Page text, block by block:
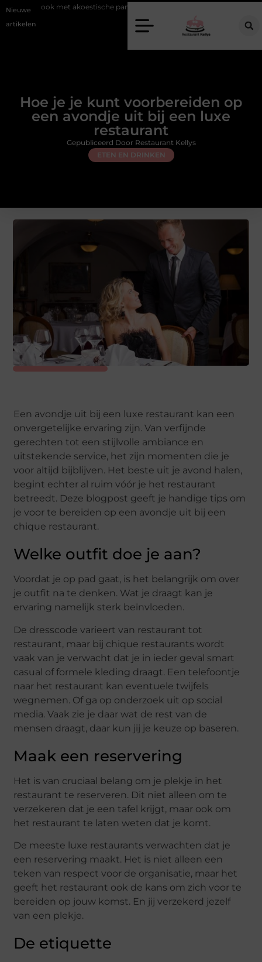
Nieuwe
artikelen
panelen Aziatisch restaurant Rotterdam: ontdek de
Hoe je je kunt voorbereiden op
een avondje uit bij een luxe
restaurant
ETEN EN DRINKEN
Gepubliceerd Door Restaurant Kellys
Een avondje uit bij een luxe restaurant kan een
onvergetelijke ervaring zijn. Van verfijnde
gerechten tot een stijlvolle ambiance en
uitstekende service, het zijn momenten die je
voor altijd bijblijven. Het beste uit je avond halen,
begint echter al ruim vóór je het restaurant
betreedt. Deze blogpost geeft je handige tips om
je voor te bereiden op een avondje uit bij een
chique restaurant.
Welke outfit doe je aan?
Voordat je op pad gaat, is het belangrijk om over
je outfit na te denken. Wat je draagt kan je
ervaring namelijk sterk beïnvloeden.
De dresscode varieert van restaurant tot
restaurant, maar bij chique restaurants wordt
vaak van je verwacht dat je in ieder geval smart
casual of formele kleding draagt. Een telefoontje
naar het restaurant kan eventuele twijfels
wegnemen. Of ga op onderzoek uit op social
media. Vaak zie je daar wat de rest van de
mensen draagt, daar kun jij je keuze op baseren.
Maak een reservering
Het is van cruciaal belang om je plekje in het
restaurant te reserveren. Dit niet alleen om te
verzekeren dat je een tafel krijgt, maar ook om
het restaurant te laten weten dat je komt.
De meeste luxe restaurants verwachten dat je
een reservering maakt. Het is niet alleen een
teken van respect voor de organisatie, maar het
geeft het restaurant ook de kans om zich voor te
bereiden op jouw komst. En jij verzekerd jezelf
van een plekje.
De etiquette